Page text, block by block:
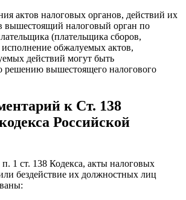
актов налоговых органов, действий их
вышестоящий налоговый орган по
(плательщика сборов,
исполнение обжалуемых актов,
действий могут быть
решению вышестоящего налогового
к Ст. 138
Российской
1 ст. 138 Кодекса, акты налоговых
бездействие их должностных лиц